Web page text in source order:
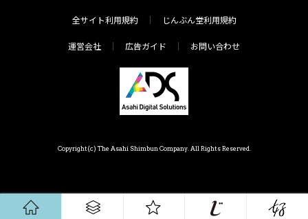
全サイト利用規約 じんぶん堂利用規約
運営会社 広告ガイド お問い合わせ
Copyright(c) The Asahi Shimbun Company. All Rights Reserved.